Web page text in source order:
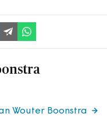
Wouter Boonstra